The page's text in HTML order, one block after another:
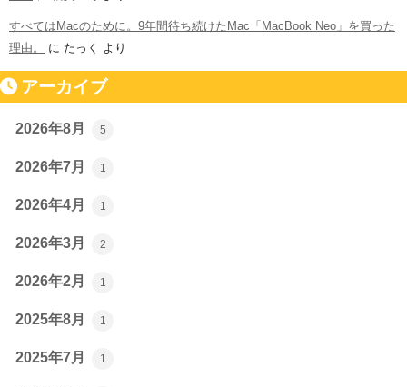
すべてはMacのために。9年間待ち続けたMac「MacBook Neo」を買った
理由。
に たっく より
アーカイブ
2026年8月 5
2026年7月 1
2026年4月 1
2026年3月 2
2026年2月 1
2025年8月 1
2025年7月 1